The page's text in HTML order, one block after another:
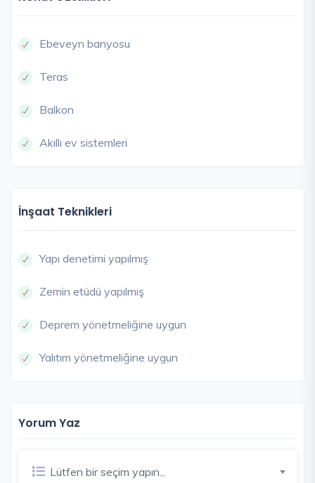
Ebeveyn banyosu
Teras
Balkon
Akıllı ev sistemleri
İnşaat Teknikleri
Yapı denetimi yapılmış
Zemin etüdü yapılmış
Deprem yönetmeliğine uygun
Yalıtım yönetmeliğine uygun
Yorum Yaz
Lütfen bir seçim yapın...